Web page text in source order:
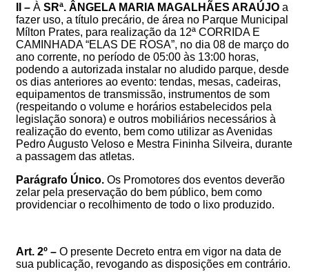
II – À SRª. ÂNGELA MARIA MAGALHÃES ARAÚJO a
fazer uso, a título precário, de área no Parque Municipal
Mílton Prates, para realização da 12ª CORRIDA E
CAMINHADA “ELAS DE ROSA”, no dia 08 de março do
ano corrente, no período de 05:00 às 13:00 horas,
podendo a autorizada instalar no aludido parque, desde
os dias anteriores ao evento: tendas, mesas, cadeiras,
equipamentos de transmissão, instrumentos de som
(respeitando o volume e horários estabelecidos pela
legislação sonora) e outros mobiliários necessários à
realização do evento, bem como utilizar as Avenidas
Pedro Augusto Veloso e Mestra Fininha Silveira, durante
a passagem das atletas.
Parágrafo Único. Os Promotores dos eventos deverão
zelar pela preservação do bem público, bem como
providenciar o recolhimento de todo o lixo produzido.
Art. 2º – O presente Decreto entra em vigor na data de
sua publicação, revogando as disposições em contrário.